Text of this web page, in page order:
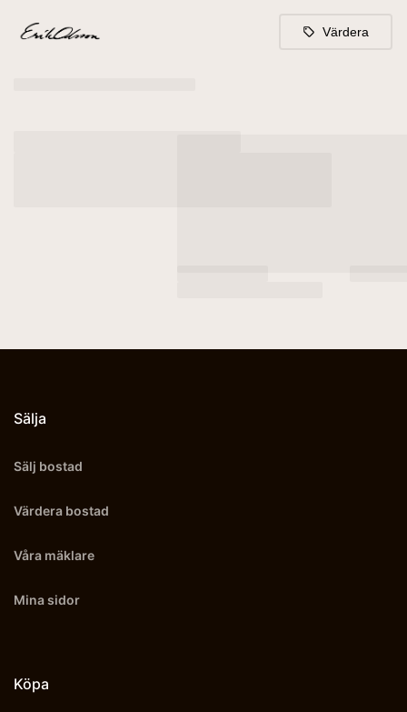
Värdera
Sälja
Sälj bostad
Värdera bostad
Våra mäklare
Mina sidor
Köpa